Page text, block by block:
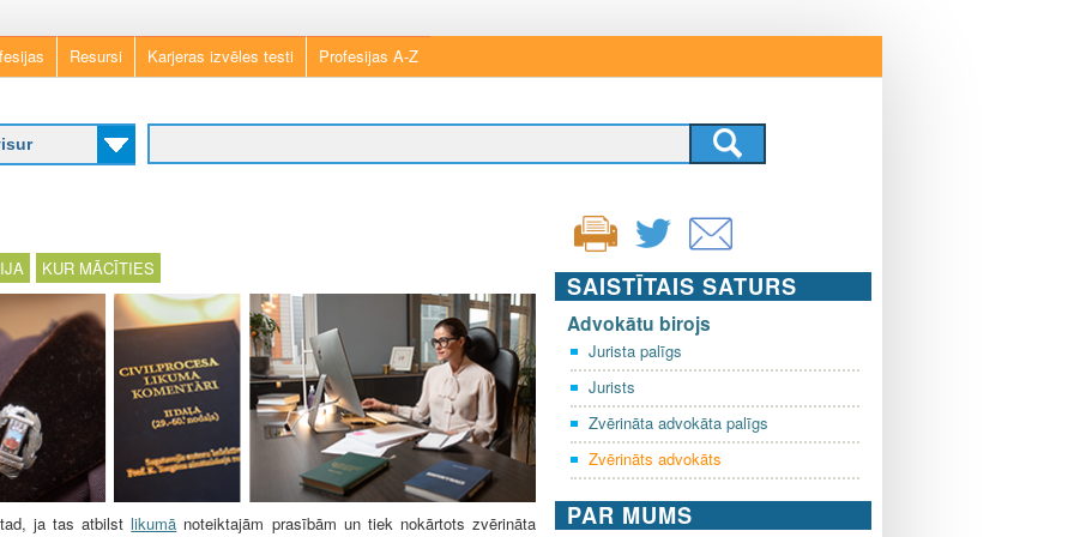
Skip
to
Resursi Karjeras izvēles testi Profesijas A-Z
KUR MĀCĪTIES
tad, ja tas atbilstlikumā noteiktajām prasībām un tiek nokārtots zvērināta
SAISTĪTAIS SATURS
Advokātu birojs
Jurista palīgs
Jurists
Zvērināta advokāta palīgs
Zvērināts advokāts
PAR MUMS